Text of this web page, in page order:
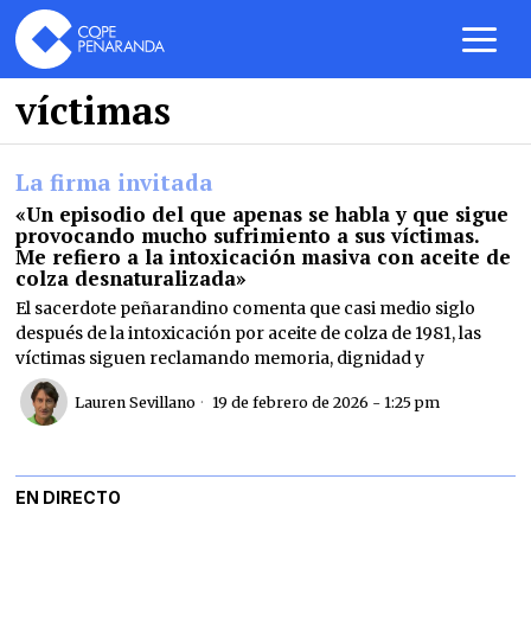
víctimas
La firma invitada
«Un episodio del que apenas se habla y que sigue
provocando mucho sufrimiento a sus víctimas.
Me refiero a la intoxicación masiva con aceite de
colza desnaturalizada»
El sacerdote peñarandino comenta que casi medio siglo
después de la intoxicación por aceite de colza de 1981, las
víctimas siguen reclamando memoria, dignidad y
Lauren Sevillano 19 de febrero de 2026 - 1:25 pm
EN DIRECTO